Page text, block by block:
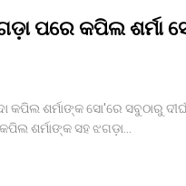
ପରେ କପିଲ ଶର୍ମା
ଶର୍ମାଙ୍କ ସୋ'ରେ ସବୁଠାରୁ
ଶର୍ମାଙ୍କ ସହ ଝଗଡ଼ା…